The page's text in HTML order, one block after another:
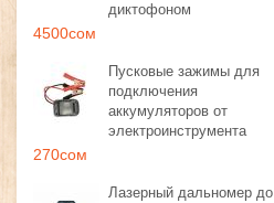
диктофоном
4500сом
Пусковые зажимы для
подключения
аккумуляторов от
электроинструмента
270сом
Лазерный дальномер до